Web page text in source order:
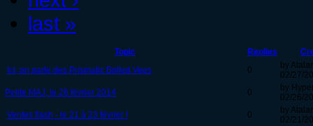
last »
Topic Replies
Ici, on parle des Prismatic Bolted Vees
0
by
02/27/
Petite MAJ, le 26 février 2014
0
by
02/26/
Ventes flash - le 21 à 23 février !
0
by
02/21/